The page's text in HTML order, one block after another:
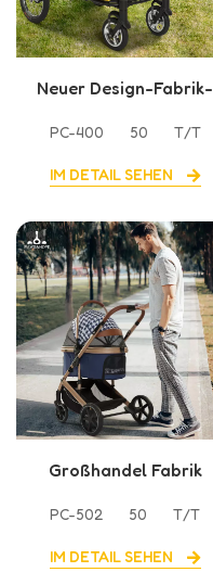
Neuer Design-Fabrik-
Haustierkinderwagen
PC-400 50 T/T
IM DETAIL SEHEN
Großhandel Fabrik
Kinderwagen
PC-502 50 T/T
IM DETAIL SEHEN